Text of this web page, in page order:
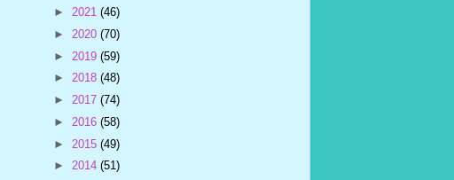
► 2021 (46)
► 2020 (70)
► 2019 (59)
► 2018 (48)
► 2017 (74)
► 2016 (58)
► 2015 (49)
► 2014 (51)